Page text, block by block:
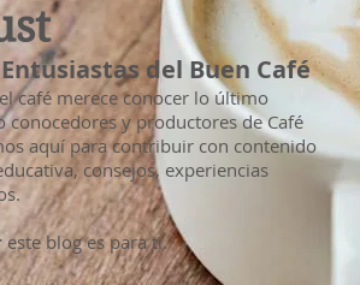
del Buen Café
café merece conocer lo último
y productores de Café
aquí para contribuir con contenido
consejos, experiencias
este blog es para ti.